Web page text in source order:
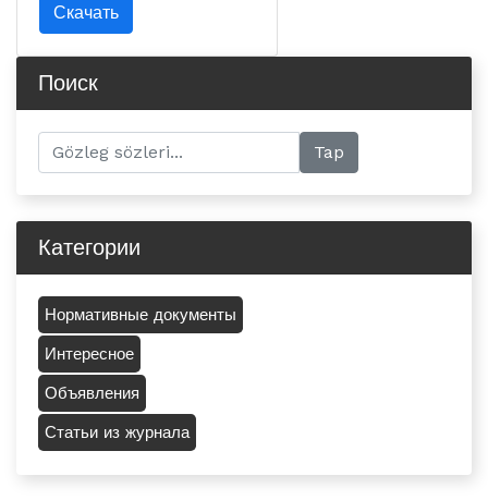
Скачать
Поиск
Категории
Нормативные документы
Интересное
Объявления
Статьи из журнала